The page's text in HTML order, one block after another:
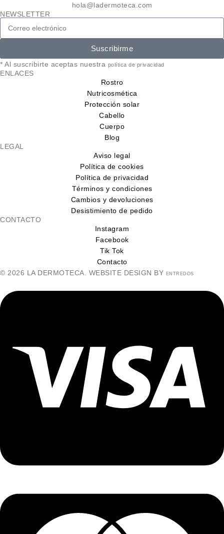
hola@ladermoteca.com
NEWSLETTER
Suscribirme
* Al suscribirte aceptas nuestra política de privacidad
ENLACES
Rostro
Nutricosmética
Protección solar
Cabello
Cuerpo
Blog
LEGAL
Aviso legal
Política de cookies
Política de privacidad
Términos y condiciones
Cambios y devoluciones
Desistimiento de pedido
CONTACTO
Instagram
Facebook
Tik Tok
Contacto
© 2026 LA DERMOTECA. WEBSITE DESIGN BY ENTREDOS